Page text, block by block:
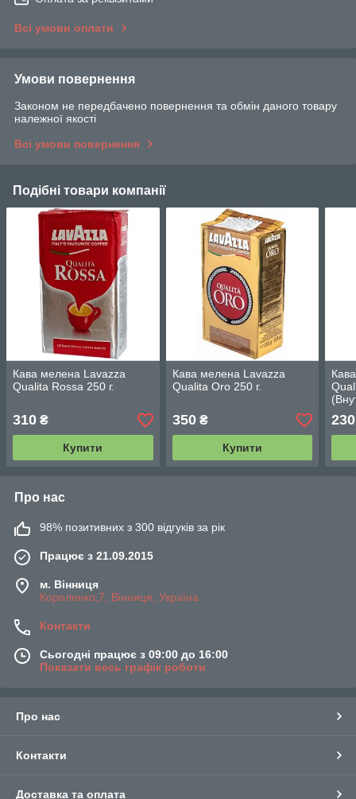
Всі умови оплати
Умови повернення
Законом не передбачено повернення та обмін даного товару
належної якості
Всі умови повернення
Подібні товари компанії
Кава мелена Lavazza
Qualita Rossa 250 г.
310 ₴
Купити
Кава мелена Lavazza
Qualita Oro 250 г.
350₴
Купити
230
Про нас
98% позитивних з 300 відгуків за рік
Працює з 21.09.2015
м. Вінниця
Короленко,7, Вінниця, Україна
Контакти
Сьогодні працює з 09:00 до 16:00
Показати весь графік роботи
Про нас
Контакти
Доставка та оплата